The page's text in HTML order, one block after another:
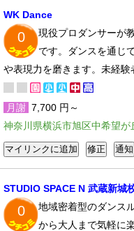
WK Dance
0
現役プロダンサーが
です。ダンスを通じ
や表現力を磨きます。未経験
月謝 7,700 円～
神奈川県横浜市旭区中希望が
STUDIO SPACE N 武蔵新城
0
地域密着型のダンス
から大人まで気軽に